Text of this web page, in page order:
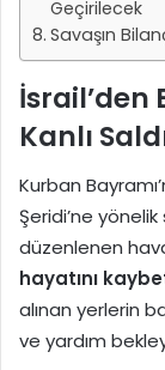
Geçirilecek
Savaşın
İsrail’den
Kanlı
Kurban
Şeridi’ne
düzenlenen
hayatını
alınan yerlerin
ve yardım